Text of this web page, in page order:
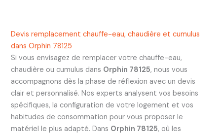
Devis remplacement chauffe-eau, chaudière et cumulus
dans Orphin 78125
Si vous envisagez de remplacer votre chauffe-eau,
chaudière ou cumulus dans Orphin 78125, nous vous
accompagnons dès la phase de réflexion avec un devis
clair et personnalisé. Nos experts analysent vos besoins
spécifiques, la configuration de votre logement et vos
habitudes de consommation pour vous proposer le
matériel le plus adapté. Dans Orphin 78125, où les